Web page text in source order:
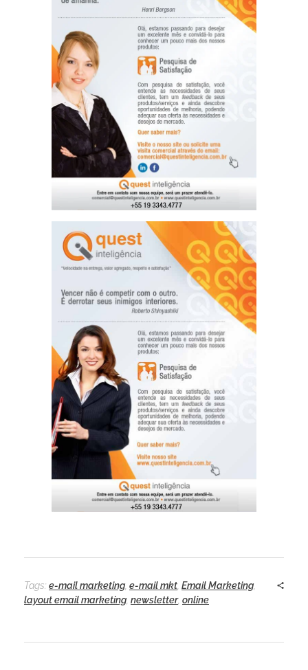
Tags: e-mail marketing, e-mail mkt Email Marketing,
layout email marketing, newsletter, online